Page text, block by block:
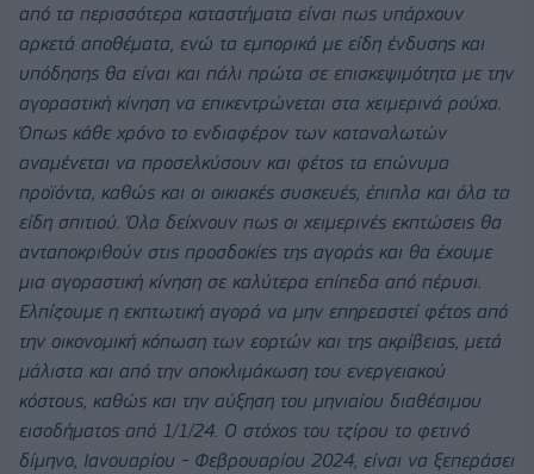
από τα περισσότερα καταστήματα είναι πως υπάρχουν
αρκετά αποθέματα, ενώ τα εμπορικά με είδη ένδυσης και
υπόδησης θα είναι και πάλι πρώτα σε επισκεψιμότητα με την
αγοραστική κίνηση να επικεντρώνεται στα χειμερινά ρούχα.
Όπως κάθε χρόνο το ενδιαφέρον των καταναλωτών
αναμένεται να προσελκύσουν και φέτος τα επώνυμα
προϊόντα, καθώς και οι οικιακές συσκευές, έπιπλα και όλα τα
είδη σπιτιού. Όλα δείχνουν πως οι χειμερινές εκπτώσεις θα
ανταποκριθούν στις προσδοκίες της αγοράς και θα έχουμε
μια αγοραστική κίνηση σε καλύτερα επίπεδα από πέρυσι.
Ελπίζουμε η εκπτωτική αγορά να μην επηρεαστεί φέτος από
την οικονομική κόπωση των εορτών και της ακρίβειας, μετά
μάλιστα και από την αποκλιμάκωση του ενεργειακού
κόστους, καθώς και την αύξηση του μηνιαίου διαθέσιμου
εισοδήματος από 1/1/24. Ο στόχος του τζίρου το φετινό
δίμηνο, Ιανουαρίου - Φεβρουαρίου 2024, είναι να ξεπεράσει